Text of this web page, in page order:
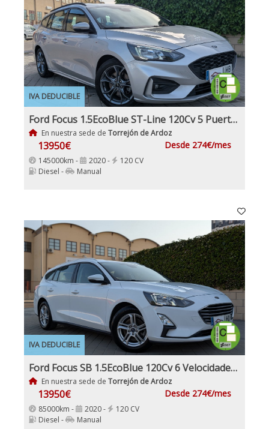
IVA DEDUCIBLE
Ford Focus 1.5EcoBlue ST-Line 120Cv 5 Puertas Etiqueta Medioambiental C
En nuestra sede de Torrejón de Ardoz
13950€ Desde 274€/mes
145000km - 2020 -
120 CV
Diesel -
Manual
IVA DEDUCIBLE
Ford Focus SB 1.5EcoBlue 120Cv 6 Velocidades 5 Puertas, Etiqueta Medioambiental C IVA y garantía Inc Nacional
En nuestra sede de Torrejón de Ardoz
13950€ Desde 274€/mes
85000km - 2020 -
120 CV
Diesel -
Manual